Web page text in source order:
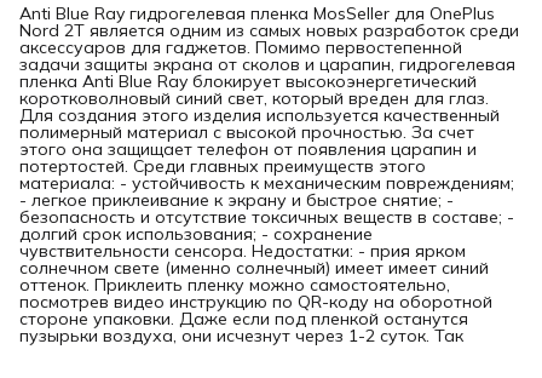
Anti Blue Ray гидрогелевая пленка MosSeller для OnePlus
Nord 2T является одним из самых новых разработок среди
аксессуаров для гаджетов. Помимо первостепенной
задачи защиты экрана от сколов и царапин, гидрогелевая
пленка Anti Blue Ray блокирует высокоэнергетический
коротковолновый синий свет, который вреден для глаз.
Для создания этого изделия используется качественный
полимерный материал с высокой прочностью. За счет
этого она защищает телефон от появления царапин и
потертостей. Среди главных преимуществ этого
материала: - устойчивость к механическим повреждениям;
- легкое приклеивание к экрану и быстрое снятие; -
безопасность и отсутствие токсичных веществ в составе; -
долгий срок использования; - сохранение
чувствительности сенсора. Недостатки: - прия ярком
солнечном свете (именно солнечный) имеет имеет синий
оттенок. Приклеить пленку можно самостоятельно,
посмотрев видео инструкцию по QR-коду на оборотной
стороне упаковки. Даже если под пленкой останутся
пузырьки воздуха, они исчезнут через 1-2 суток. Так